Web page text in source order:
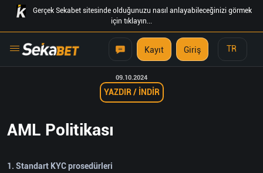
Gerçek Sekabet sitesinde olduğunuzu nasıl anlayabileceğinizi görmek
için tıklayın...
Kayıt Giriş TR
09.10.2024
YAZDIR / İNDİR
AML Politikası
1. Standart KYC prosedürleri